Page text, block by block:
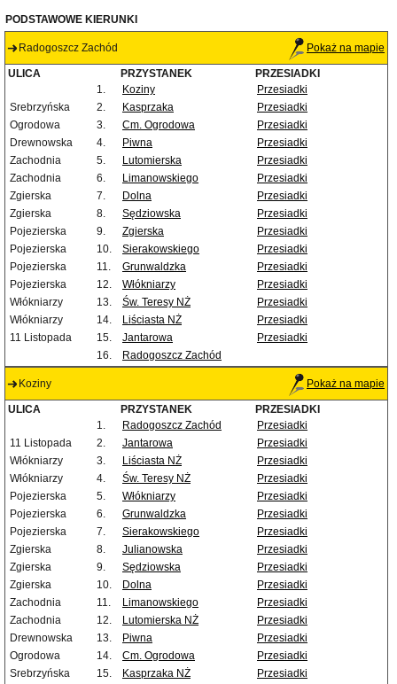
PODSTAWOWE KIERUNKI
Radogoszcz Zachód Pokaż na mapie
ULICA PRZYSTANEK
PRZESIADKI
1.
Koziny
Przesiadki
Srebrzyńska
2. Kasprzaka
Przesiadki
Ogrodowa
3. Cm. Ogrodowa
Przesiadki
Drewnowska
4. Piwna
Przesiadki
Zachodnia
5. Lutomierska
Przesiadki
Zachodnia
6. Limanowskiego
Przesiadki
Zgierska
7. Dolna
Przesiadki
Zgierska
8. Sędziowska
Przesiadki
Pojezierska
9. Zgierska
Przesiadki
Pojezierska
10. Sierakowskiego
Przesiadki
Pojezierska
11. Grunwaldzka
Przesiadki
Pojezierska
12. Włókniarzy
Przesiadki
Włókniarzy
13. Św. Teresy NŻ
Przesiadki
Włókniarzy
14. Liściasta NŻ
Przesiadki
11 Listopada
15. Jantarowa
Przesiadki
16.
Radogoszcz Zachód
Koziny Pokaż na mapie
ULICA PRZYSTANEK
PRZESIADKI
1.
Radogoszcz Zachód
Przesiadki
11 Listopada
2. Jantarowa
Przesiadki
Włókniarzy
3. Liściasta NŻ
Przesiadki
Włókniarzy
4. Św. Teresy NŻ
Przesiadki
Pojezierska
5. Włókniarzy
Przesiadki
Pojezierska
6. Grunwaldzka
Przesiadki
Pojezierska
7. Sierakowskiego
Przesiadki
Zgierska
8. Julianowska
Przesiadki
Zgierska
9. Sędziowska
Przesiadki
Zgierska
10. Dolna
Przesiadki
Zachodnia
11. Limanowskiego
Przesiadki
Zachodnia
12. Lutomierska NŻ
Przesiadki
Drewnowska
13. Piwna
Przesiadki
Ogrodowa
14. Cm. Ogrodowa
Przesiadki
Srebrzyńska
15. Kasprzaka NŻ Przesiadki